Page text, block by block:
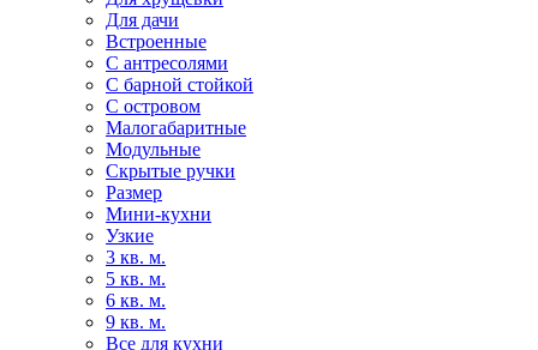
Для дачи
Встроенные
С антресолями
С барной стойкой
С островом
Малогабаритные
Модульные
Скрытые ручки
Размер
Мини-кухни
Узкие
3 кв. м.
5 кв. м.
6 кв. м.
9 кв. м.
Все для кухни